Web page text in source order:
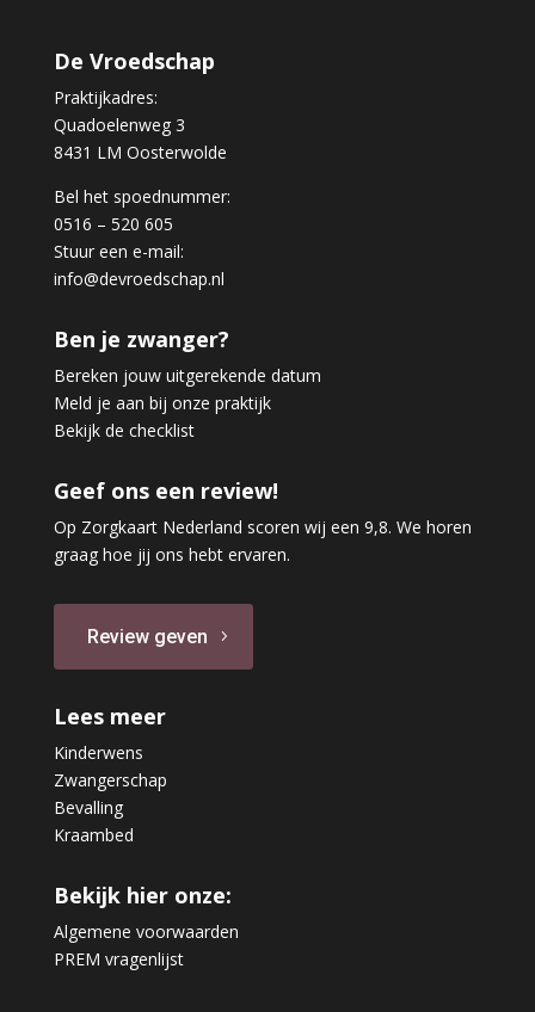
De Vroedschap
Praktijkadres:
Quadoelenweg 3
8431 LM Oosterwolde
Bel het spoednummer:
0516 – 520 605
Stuur een e-mail:
info@devroedschap.nl
Ben je zwanger?
Bereken jouw uitgerekende datum
Meld je aan bij onze praktijk
Bekijk de checklist
Geef ons een review!
Op Zorgkaart Nederland scoren wij een 9,8. We horen
graag hoe jij ons hebt ervaren.
Review geven
Lees meer
Kinderwens
Zwangerschap
Bevalling
Kraambed
Bekijk hier onze:
Algemene voorwaarden
PREM vragenlijst